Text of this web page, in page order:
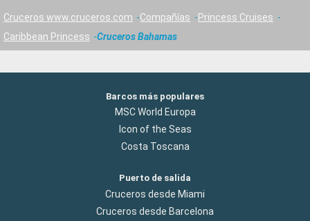
Cruceros www.cruceros.com Compañías
Princess Cruises
Caribbean Princess
Cruceros Bahamas
Barcos más populares
MSC World Europa
Icon of the Seas
Costa Toscana
Puerto de salida
Cruceros desde Miami
Cruceros desde Barcelona